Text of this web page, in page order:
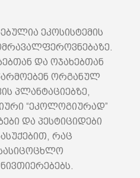
ეკოსისტემის
და ოჯახებთან
ორგანულ
პლანტაციებზე,
“ეკოლოგიურად”
და პესტიციდები
რაც